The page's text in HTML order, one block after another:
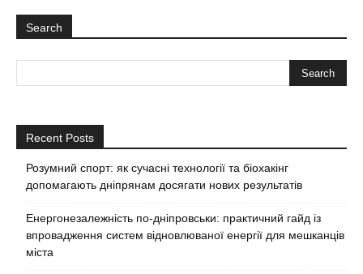
Search
Recent Posts
Розумний спорт: як сучасні технології та біохакінг
допомагають дніпрянам досягати нових результатів
Енергонезалежність по-дніпровськи: практичний гайд із
впровадження систем відновлюваної енергії для мешканців
міста